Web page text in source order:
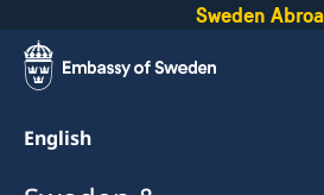
Sweden
English